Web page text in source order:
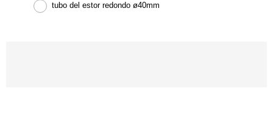
tubo del estor redondo ø40mm